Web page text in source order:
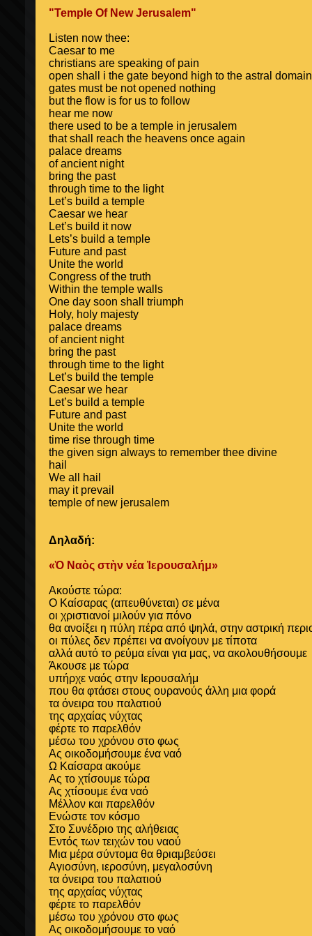
"Temple Of New Jerusalem"
Listen now thee:
Caesar to me
christians are speaking of pain
open shall i the gate beyond high to the astral domain
gates must be not opened nothing
but the flow is for us to follow
hear me now
there used to be a temple in jerusalem
that shall reach the heavens once again
palace dreams
of ancient night
bring the past
through time to the light
Let’s build a temple
Caesar we hear
Let’s build it now
Lets’s build a temple
Future and past
Unite the world
Congress of the truth
Within the temple walls
One day soon shall triumph
Holy, holy majesty
palace dreams
of ancient night
bring the past
through time to the light
Let’s build the temple
Caesar we hear
Let’s build a temple
Future and past
Unite the world
time rise through time
the given sign always to remember thee divine
hail
We all hail
may it prevail
temple of new jerusalem
Δηλαδή:
«Ὁ Ναὸς στὴν νέα Ἱερουσαλήμ»
Ακούστε τώρα:
Ο Καίσαρας (απευθύνεται) σε μένα
οι χριστιανοί μιλούν για πόνο
θα ανοίξει η πύλη πέρα από ψηλά, στην αστρική
οι πύλες δεν πρέπει να ανοίγουν με τίποτα
αλλά αυτό το ρεύμα είναι για μας, να ακολουθήσουμε
Άκουσε με τώρα
υπήρχε ναός στην Ιερουσαλήμ
που θα φτάσει στους ουρανούς άλλη μια φορά
τα όνειρα του παλατιού
της αρχαίας νύχτας
φέρτε το παρελθόν
μέσω του χρόνου στο φως
Ας οικοδομήσουμε ένα ναό
Ω Καίσαρα ακούμε
Ας το χτίσουμε τώρα
Ας χτίσουμε ένα ναό
Μέλλον και παρελθόν
Ενώστε τον κόσμο
Στο Συνέδριο της αλήθειας
Εντός των τειχών του ναού
Μια μέρα σύντομα θα θριαμβεύσει
Αγιοσύνη, ιεροσύνη, μεγαλοσύνη
τα όνειρα του παλατιού
της αρχαίας νύχτας
φέρτε το παρελθόν
μέσω του χρόνου στο φως
Ας οικοδομήσουμε το ναό